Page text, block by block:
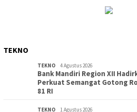
TEKNO
TEKNO 4 Agustus 2026
Bank Mandiri Region XII
Perkuat Semangat Gotong
81 RI
TEKNO 1 Agustus 2026